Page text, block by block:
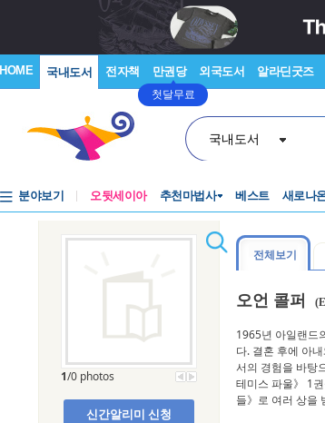
HOME 국내도서 전자책 만권당
첫달무료
외국도서 알라딘굿즈
국내도서
분야보기 오뒷세이아 추천마법사 베스트 새로나
1/0 photos
신간알리미 신청
전체보기
오언 콜퍼
1965년 아일랜드
다. 결혼 후에 아
서의 경험을 바탕
테미스 파울》 1
들》로 여러 상을